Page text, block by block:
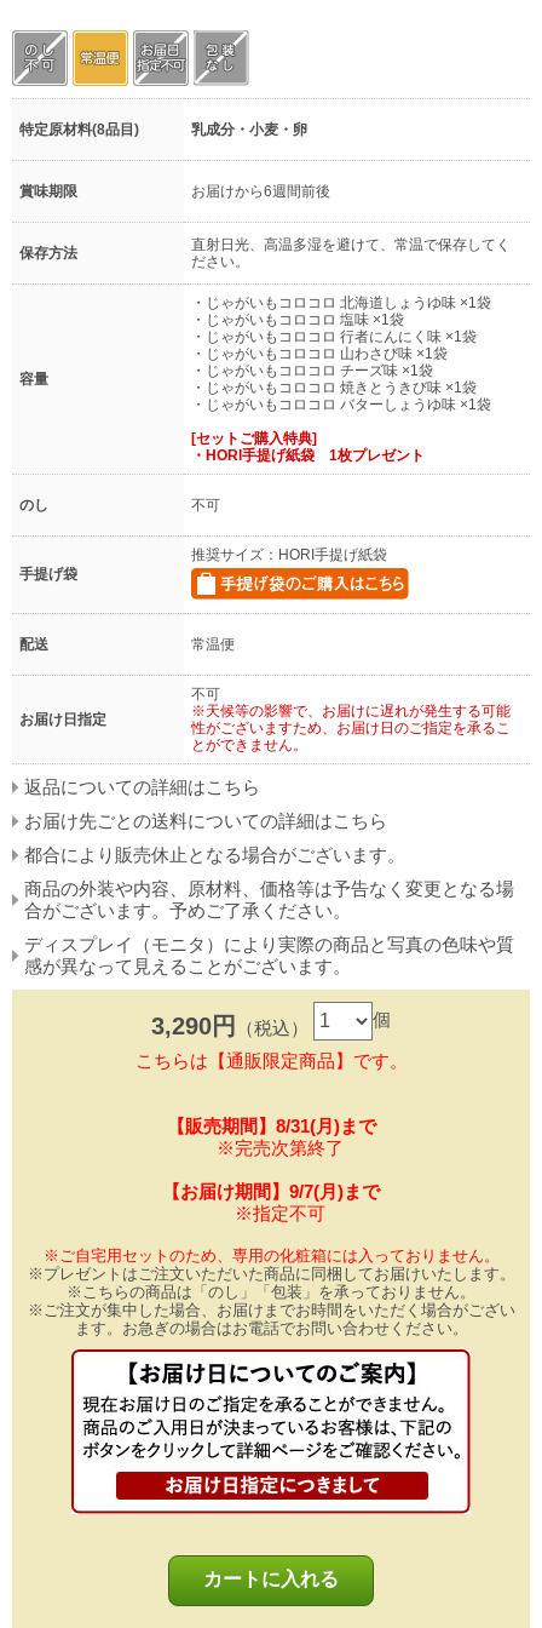
特定原材料(8品目) 乳成分・小麦・卵
賞味期限 お届けから6週間前後
保存方法
直射日光、高温多湿を避けて、常温で保存してく
ださい。
容量
・じゃがいもコロコロ 北海道しょうゆ味 ×1袋
・じゃがいもコロコロ 塩味 ×1袋
・じゃがいもコロコロ 行者にんにく味 ×1袋
・じゃがいもコロコロ 山わさび味 ×1袋
・じゃがいもコロコロ チーズ味 ×1袋
・じゃがいもコロコロ 焼きとうきび味 ×1袋
・じゃがいもコロコロ バターしょうゆ味 ×1袋
[セットご購入特典]
・HORI手提げ紙袋 1枚プレゼント
のし 不可
手提げ袋
推奨サイズ：HORI手提げ紙袋
配送 常温便
お届け日指定
不可
※天候等の影響で、お届けに遅れが発生する可能
性がございますため、お届け日のご指定を承るこ
とができません。
返品についての詳細はこちら
お届け先ごとの送料についての詳細はこちら
都合により販売休止となる場合がございます。
商品の外装や内容、原材料、価格等は予告なく変更となる場
合がございます。予めご了承ください。
ディスプレイ（モニタ）により実際の商品と写真の色味や質
感が異なって見えることがございます。
3,290円 （税込） 個
こちらは【通販限定商品】です。
【販売期間】8/31(月)まで
※完売次第終了
【お届け期間】9/7(月)まで
※指定不可
※ご自宅用セットのため、専用の化粧箱には入っておりません。
※プレゼントはご注文いただいた商品に同梱してお届けいたします。
※こちらの商品は「のし」「包装」を承っておりません。
※ご注文が集中した場合、お届けまでお時間をいただく場合がござい
ます。お急ぎの場合はお電話でお問い合わせください。